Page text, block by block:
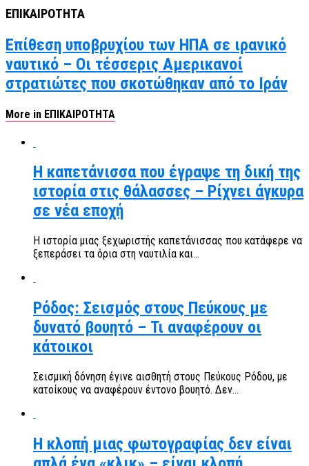
ΕΠΙΚΑΙΡΟΤΗΤΑ
Επίθεση υποβρυχίου των ΗΠΑ σε ιρανικό
ναυτικό – Οι τέσσερις Αμερικανοί
στρατιώτες που σκοτώθηκαν από το Ιράν
More in ΕΠΙΚΑΙΡΟΤΗΤΑ
Η καπετάνισσα που έγραψε τη δική της
ιστορία στις θάλασσες – Ρίχνει άγκυρα
σε νέα εποχή
Η ιστορία μιας ξεχωριστής καπετάνισσας που κατάφερε να
ξεπεράσει τα όρια στη ναυτιλία και...
Ρόδος: Σεισμός στους Πεύκους με
δυνατό βουητό – Τι αναφέρουν οι
κάτοικοι
Σεισμική δόνηση έγινε αισθητή στους Πεύκους Ρόδου, με
κατοίκους να αναφέρουν έντονο βουητό. Δεν...
Η κλοπή μιας φωτογραφίας δεν είναι